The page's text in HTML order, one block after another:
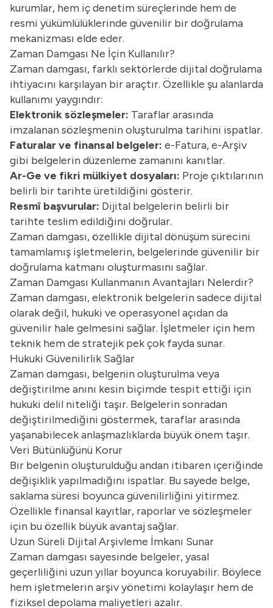
kurumlar, hem iç denetim süreçlerinde hem de
resmi yükümlülüklerinde güvenilir bir doğrulama
mekanizması elde eder.
Zaman Damgası Ne İçin Kullanılır?
Zaman damgası, farklı sektörlerde dijital doğrulama
ihtiyacını karşılayan bir araçtır. Özellikle şu alanlarda
kullanımı yaygındır:
Elektronik sözleşmeler: Taraflar arasında
imzalanan sözleşmenin oluşturulma tarihini ispatlar.
Faturalar ve finansal belgeler: e-Fatura, e-Arşiv
gibi belgelerin düzenleme zamanını kanıtlar.
Ar-Ge ve fikri mülkiyet dosyaları: Proje çıktılarının
belirli bir tarihte üretildiğini gösterir.
Resmî başvurular: Dijital belgelerin belirli bir
tarihte teslim edildiğini doğrular.
Zaman damgası, özellikle dijital dönüşüm sürecini
tamamlamış işletmelerin, belgelerinde güvenilir bir
doğrulama katmanı oluşturmasını sağlar.
Zaman Damgası Kullanmanın Avantajları Nelerdir?
Zaman damgası, elektronik belgelerin sadece dijital
olarak değil, hukuki ve operasyonel açıdan da
güvenilir hale gelmesini sağlar. İşletmeler için hem
teknik hem de stratejik pek çok fayda sunar.
Hukuki Güvenilirlik Sağlar
Zaman damgası, belgenin oluşturulma veya
değiştirilme anını kesin biçimde tespit ettiği için
hukuki delil niteliği taşır. Belgelerin sonradan
değiştirilmediğini göstermek, taraflar arasında
yaşanabilecek anlaşmazlıklarda büyük önem taşır.
Veri Bütünlüğünü Korur
Bir belgenin oluşturulduğu andan itibaren içeriğinde
değişiklik yapılmadığını ispatlar. Bu sayede belge,
saklama süresi boyunca güvenilirliğini yitirmez.
Özellikle finansal kayıtlar, raporlar ve sözleşmeler
için bu özellik büyük avantaj sağlar.
Uzun Süreli Dijital Arşivleme İmkanı Sunar
Zaman damgası sayesinde belgeler, yasal
geçerliliğini uzun yıllar boyunca koruyabilir. Böylece
hem işletmelerin arşiv yönetimi kolaylaşır hem de
fiziksel depolama maliyetleri azalır.